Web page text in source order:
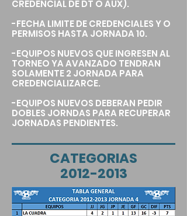
CREDENCIAL DE DT O AUX).
-FECHA LIMITE DE CREDENCIALES Y O
PERMISOS HASTA JORNADA 10.
-EQUIPOS NUEVOS QUE INGRESEN AL
TORNEO YA AVANZADO TENDRAN
SOLAMENTE 2 JORNADA PARA
CREDENCIALIZARCE.
-EQUIPOS NUEVOS DEBERAN PEDIR
DOBLES JORNDAS PARA RECUPERAR
JORNADAS PENDIENTES.
CATEGORIAS
2012-2013